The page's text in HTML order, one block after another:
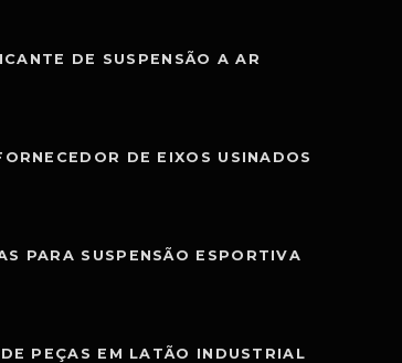
DE SUSPENSÃO A AR
DE EIXOS USINADOS
PARA SUSPENSÃO ESPORTIVA
PEÇAS EM LATÃO INDUSTRIAL